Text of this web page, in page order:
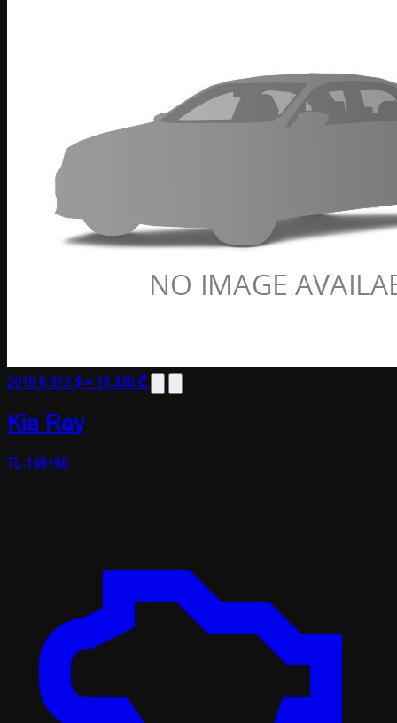
20196 872 $≈ 18 330 ₾
Kia Ray
TL-198168